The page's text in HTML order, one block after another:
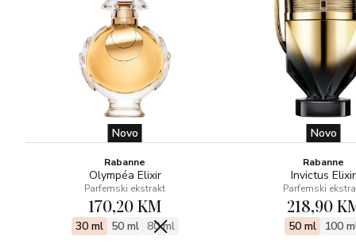
Novo
Rabanne
Olympéa Elixir
Parfemski ekstrakt
170,20 KM
30 ml 50 ml 80 ml
Novo
Rabanne
Invictus Elixir
Parfemski
218,90
50 ml 100